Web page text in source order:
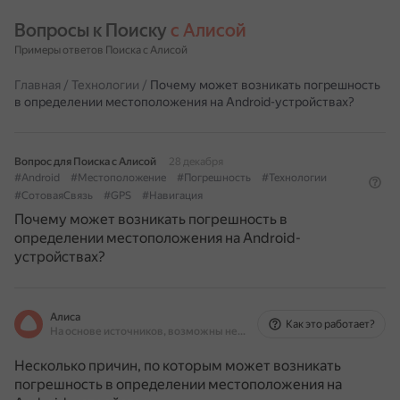
Вопросы к Поиску с Алисой
Примеры ответов Поиска с Алисой
Главная / Технологии / Почему может возникать погрешность
в определении местоположения на Android-устройствах?
Вопрос для Поиска с Алисой
28 декабря
#Android
#Местоположение #Погрешность
#Технологии
#СотоваяСвязь
#GPS #Навигация
Почему может возникать погрешность в
определении местоположения на Android-
устройствах?
Алиса
На основе источников, возможны неточности
Как это работает?
Несколько причин, по которым может возникать
погрешность в определении местоположения на